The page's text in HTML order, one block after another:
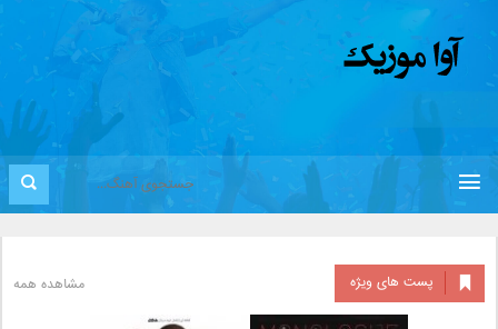
پست های ویژه مشاهده همه